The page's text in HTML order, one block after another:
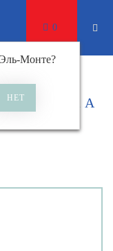
Эль-Монте?
0